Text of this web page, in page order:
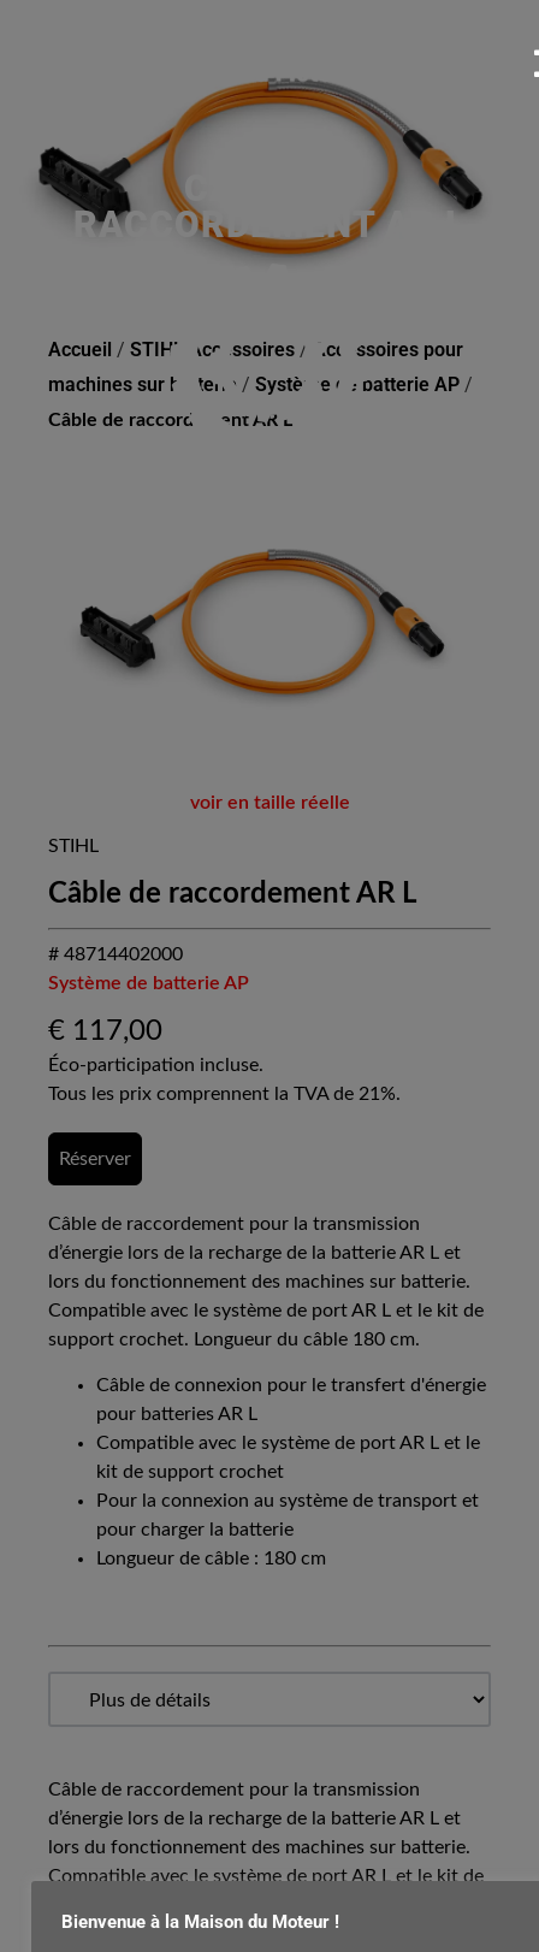
CÂBLE DE
RACCORDEMENT AR L
Accueil / STIHL Accessoires /
Accessoires pour
machines sur batterie / Système de batterie AP /
Câble de raccordement AR L
voir en taille réelle
STIHL
Câble de raccordement AR L
# 48714402000
Système de batterie AP
€ 117,00
Éco-participation incluse.
Tous les prix comprennent la TVA de 21%.
Réserver
Câble de raccordement pour la transmission
d’énergie lors de la recharge de la batterie AR L et
lors du fonctionnement des machines sur batterie.
Compatible avec le système de port AR L et le kit de
support crochet. Longueur du câble 180 cm.
Câble de connexion pour le transfert d'énergie
pour batteries AR L
Compatible avec le système de port AR L et le
kit de support crochet
Pour la connexion au système de transport et
pour charger la batterie
Longueur de câble : 180 cm
Câble de raccordement pour la transmission
d’énergie lors de la recharge de la batterie AR L et
lors du fonctionnement des machines sur batterie.
Compatible avec le système de port AR L et le kit de
Bienvenue à la Maison du Moteur !